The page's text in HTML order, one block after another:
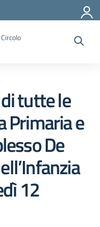
tutte le
Primaria e
De
12